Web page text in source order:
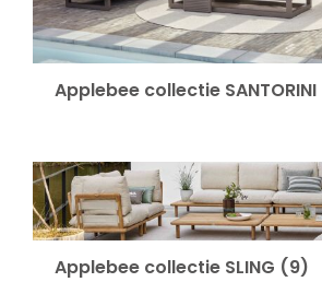
Applebee collectie SANTORINI
Applebee collectie SLING (9)